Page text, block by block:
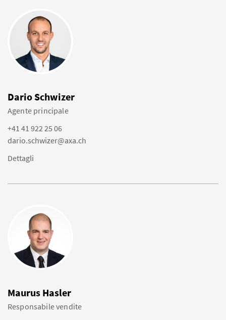
Dario Schwizer
Agente principale
+41 41 922 25 06
dario.schwizer@axa.ch
Dettagli
Maurus Hasler
Responsabile vendite